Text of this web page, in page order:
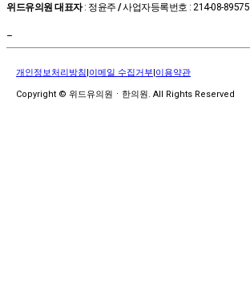
위드유의원 대표자: 정윤주 /사업자등록번호 : 214-08-89575
–
개인정보처리방침|이메일 수집거부|이용약관
Copyright © 위드유의원ㆍ한의원. All Rights Reserved